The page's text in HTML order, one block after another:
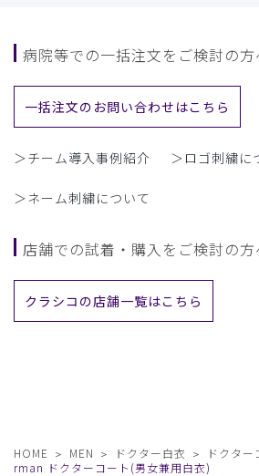
病院等での一括注文をご検討の方
一括注文のお問い合わせはこちら
＞チーム導入事例紹介 ＞ロゴ刺繍に
＞ネーム刺繍について
店舗での試着・購入をご検討の方
クラシコの店舗一覧はこちら
HOME MEN ドクター白衣 ドクター
rman ドクターコート(男女兼用白衣)